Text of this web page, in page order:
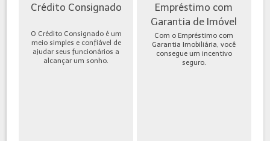
Crédito Consignado
O Crédito Consignado é um
meio simples e confiável de
ajudar seus funcionários a
alcançar um sonho.
Empréstimo com
Garantia de Imóvel
Com o Empréstimo com
Garantia Imobiliária, você
consegue um incentivo
seguro.